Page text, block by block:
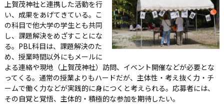
上賀茂神社と連携した活動を行
い、成果をあげてきている。こ
の科目で他大学の学生とも共同
し、課題解決をめざすことにな
る。PBL科目は、課題解決のた
め、授業時間以外にもメールに
よる連絡や現地（上賀茂神社）訪問、イベント開催などが必要とな
ってくる。通常の授業よりもハードだが、主体性・考え抜く力・チ
ームで働く力などが実践的に身につくと考えられる。応募者には、
その自覚と覚悟、主体的・積極的な参加を期待したい。